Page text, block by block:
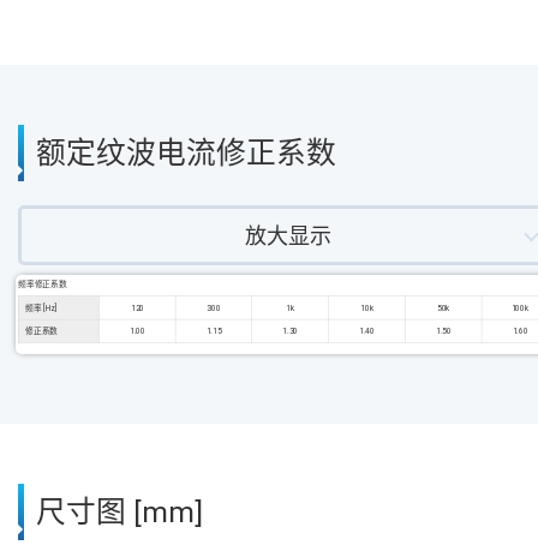
额定纹波电流修正系数
放大显示
频率修正系数
频率 [Hz] 120 300 1k 10k 50k 100k
修正系数 1.00 1.15 1.30 1.40 1.50 1.60
尺寸图 [mm]